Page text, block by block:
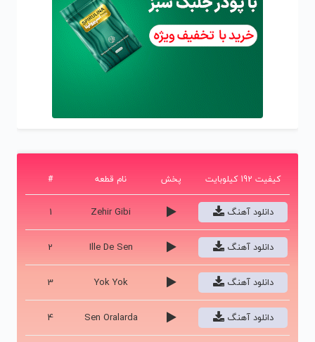
# نام قطعه پخش کیفیت 192 کیلوبایت
1 Zehir Gibi دانلود آهنگ
2 Ille De Sen دانلود آهنگ
3 Yok Yok دانلود آهنگ
4 Sen Oralarda دانلود آهنگ